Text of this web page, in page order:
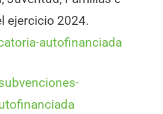
ejercicio 2024.
autofinanciada